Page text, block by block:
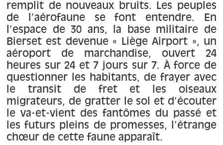
remplit de nouveaux bruits. Les peuples
de l’aérofaune se font entendre. En
l’espace de 30 ans, la base militaire de
Bierset est devenue « Liège Airport », un
aéroport de marchandise, ouvert 24
heures sur 24 et 7 jours sur 7. À force de
questionner les habitants, de frayer avec
le transit de fret et les oiseaux
migrateurs, de gratter le sol et d’écouter
le va-et-vient des fantômes du passé et
les futurs pleins de promesses, l’étrange
chœur de cette faune apparaît.